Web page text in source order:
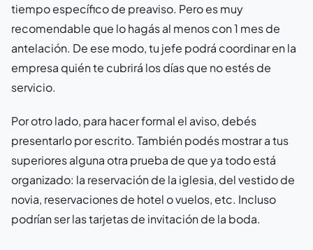
tiempo específico de preaviso. Pero es muy
recomendable que lo hagás al menos con 1 mes de
antelación. De ese modo, tu jefe podrá coordinar en la
empresa quién te cubrirá los días que no estés de
servicio.
Por otro lado, para hacer formal el aviso, debés
presentarlo por escrito. También podés mostrar a tus
superiores alguna otra prueba de que ya todo está
organizado: la reservación de la iglesia, del vestido de
novia, reservaciones de hotel o vuelos, etc. Incluso
podrían ser las tarjetas de invitación de la boda.